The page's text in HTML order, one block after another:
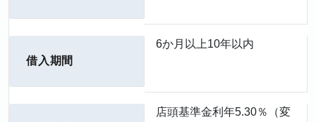
借入期間
6か月以上10年以内
店頭基準金利年5.30％（変